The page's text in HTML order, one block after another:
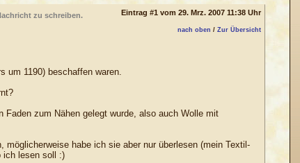
Eintrag #1 vom 29. Mrz. 2007 11:38 Uhr
zu schreiben.
nach oben / Zur Übersicht
um 1190) beschaffen waren.
zum Nähen gelegt wurde, also auch Wolle mit
habe ich sie aber nur überlesen (mein Textil-
ich lesen soll :)